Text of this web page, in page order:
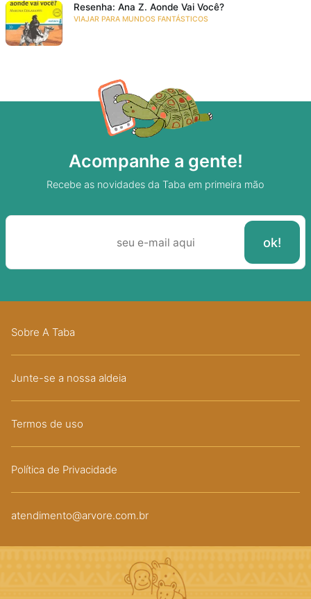
Resenha: Ana Z. Aonde Vai Você?
VIAJAR PARA MUNDOS FANTÁSTICOS
Acompanhe a gente!
Recebe as novidades da Taba em primeira mão
Sobre A Taba
Junte-se a nossa aldeia
Termos de uso
Política de Privacidade
atendimento@arvore.com.br